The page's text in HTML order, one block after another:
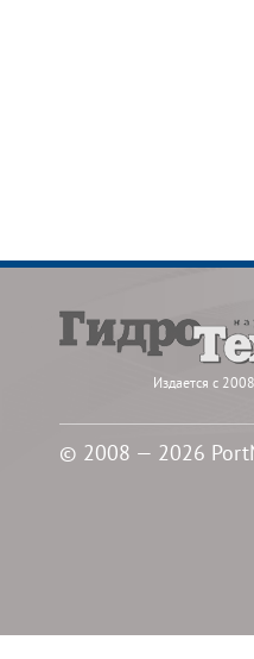
Издается с
© 2008 — 2026